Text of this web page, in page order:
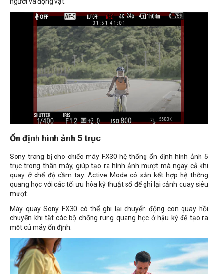
Ổn định hình ảnh 5 trục
Sony trang bị cho chiếc máy FX30 hệ thống ổn định hình ảnh 5
trục trong thân máy, giúp tạo ra hình ảnh mượt mà ngay cả khi
quay ở chế độ cầm tay. Active Mode có sẵn kết hợp hệ thống
quang học với các tối ưu hóa kỹ thuật số để ghi lại cảnh quay siêu
mượt.
Máy quay Sony FX30 có thể ghi lại chuyển động con quay hồi
chuyển khi tắt các bộ chống rung quang học ở hậu kỳ để tạo ra
một cú máy ổn định.